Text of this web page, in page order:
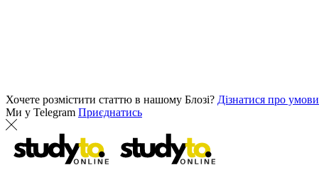
Хочете розмістити статтю в нашому Блозі? Дізнатися про умови
Ми у Telegram Приєднатись